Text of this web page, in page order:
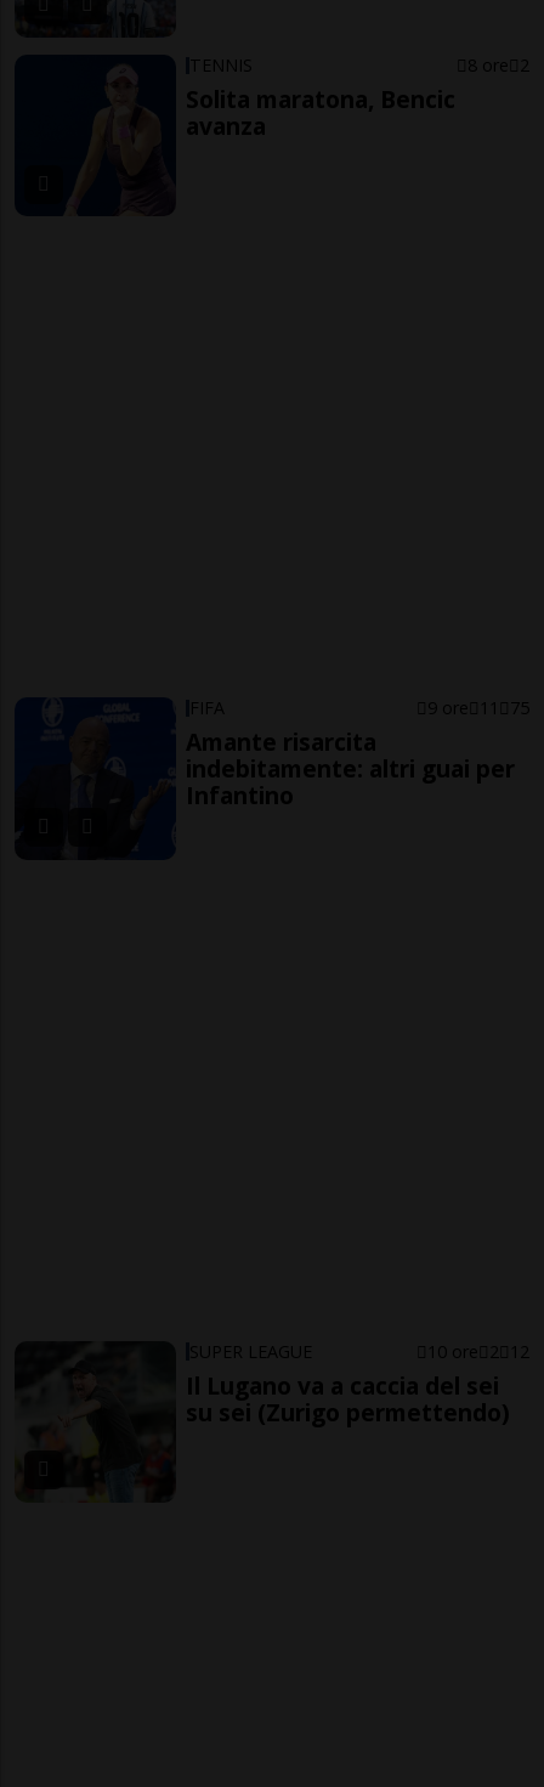
TENNIS 8 ore 2
Solita maratona, Bencic
avanza
FIFA 9 ore 11 75
Amante risarcita
indebitamente: altri guai per
Infantino
SUPER LEAGUE 10 ore 2 12
Il Lugano va a caccia del sei
su sei (Zurigo permettendo)